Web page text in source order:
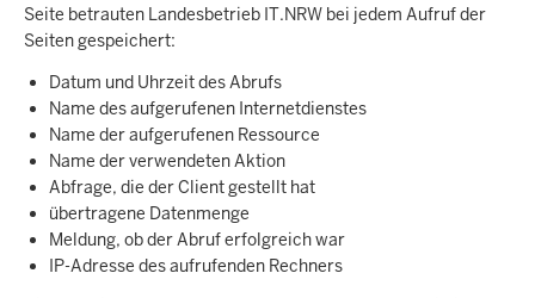
Seite betrauten Landesbetrieb IT.NRW bei jedem Aufruf der
Seiten gespeichert:
Datum und Uhrzeit des Abrufs
Name des aufgerufenen Internetdienstes
Name der aufgerufenen Ressource
Name der verwendeten Aktion
Abfrage, die der Client gestellt hat
übertragene Datenmenge
Meldung, ob der Abruf erfolgreich war
IP-Adresse des aufrufenden Rechners